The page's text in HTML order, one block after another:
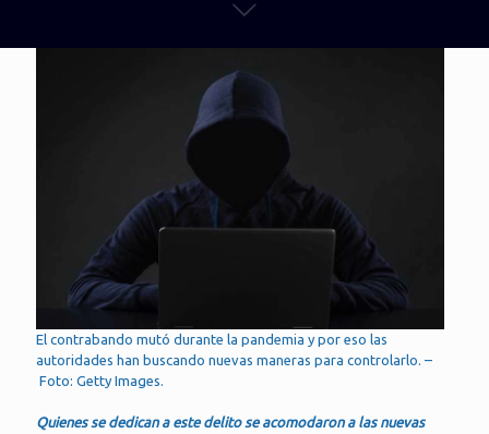
El contrabando mutó durante la pandemia y por eso las
autoridades han buscando nuevas maneras para controlarlo. –
Foto: Getty Images.
Quienes se dedican a este delito se acomodaron a las nuevas